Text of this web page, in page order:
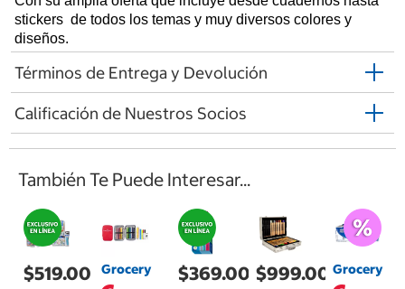
stickers de todos los temas y muy diversos colores y
diseños.
Términos de Entrega y Devolución
Calificación de Nuestros Socios
También Te Puede Interesar...
$519.00 Grocery $369.00 $999.00 Grocery